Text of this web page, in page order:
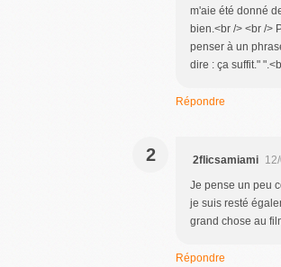
m'aie été donné
bien.<br /> <br />
penser à un
dire : ça suffit."
Répondre
2 2flicsamiami
Je pense un peu
je suis resté
grand chose au
Répondre